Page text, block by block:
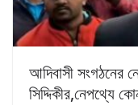
আদিবাসী সংগঠনের
সিদ্দিকীর,নেপথ্যে